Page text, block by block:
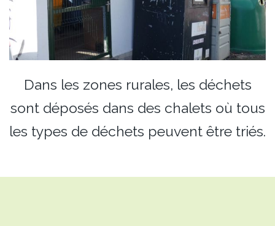
Dans les zones rurales, les déchets
sont déposés dans des chalets où tous
les types de déchets peuvent être triés.